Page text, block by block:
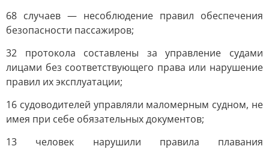
68 случаев — несоблюдение правил обеспечения
безопасности пассажиров;
32 протокола составлены за управление судами
лицами без соответствующего права или нарушение
правил их эксплуатации;
16 судоводителей управляли маломерным судном, не
имея при себе обязательных документов;
13 человек нарушили правила плавания